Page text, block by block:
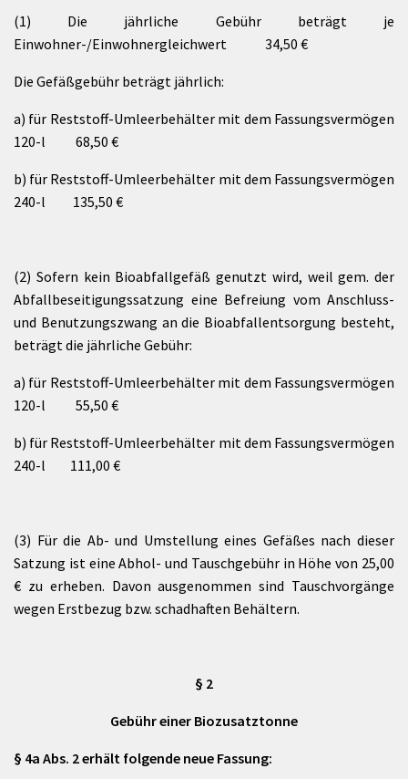
(1) Die jährliche Gebühr beträgt je
Einwohner-/Einwohnergleichwert 34,50 €
Die Gefäßgebühr beträgt jährlich:
a) für Reststoff-Umleerbehälter mit dem Fassungsvermögen
120-l 68,50 €
b) für Reststoff-Umleerbehälter mit dem Fassungsvermögen
240-l 135,50 €
(2) Sofern kein Bioabfallgefäß genutzt wird, weil gem. der
Abfallbeseitigungssatzung eine Befreiung vom Anschluss-
und Benutzungszwang an die Bioabfallentsorgung besteht,
beträgt die jährliche Gebühr:
a) für Reststoff-Umleerbehälter mit dem Fassungsvermögen
120-l 55,50 €
b) für Reststoff-Umleerbehälter mit dem Fassungsvermögen
240-l 111,00 €
(3) Für die Ab- und Umstellung eines Gefäßes nach dieser
Satzung ist eine Abhol- und Tauschgebühr in Höhe von 25,00
€ zu erheben. Davon ausgenommen sind Tauschvorgänge
wegen Erstbezug bzw. schadhaften Behältern.
§ 2
Gebühr einer Biozusatztonne
§ 4a Abs. 2 erhält folgende neue Fassung: